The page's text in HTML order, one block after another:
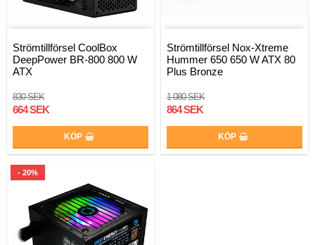
Strömtillförsel CoolBox
DeepPower BR-800 800 W
ATX
830 SEK
664 SEK
KÖP
Strömtillförsel Nox-Xtreme
Hummer 650 650 W ATX 80
Plus Bronze
1 080 SEK
864 SEK
KÖP
- 20%